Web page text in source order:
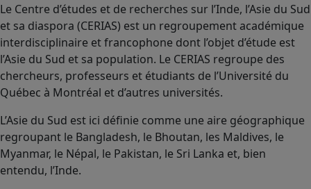
Le Centre d’études et de recherches sur l’Inde, l’Asie du Sud
et sa diaspora (CERIAS) est un regroupement académique
interdisciplinaire et francophone dont l’objet d’étude est
l’Asie du Sud et sa population. Le CERIAS regroupe des
chercheurs, professeurs et étudiants de l’Université du
Québec à Montréal et d’autres universités.
L’Asie du Sud est ici définie comme une aire géographique
regroupant le Bangladesh, le Bhoutan, les Maldives, le
Myanmar, le Népal, le Pakistan, le Sri Lanka et, bien
entendu, l’Inde.